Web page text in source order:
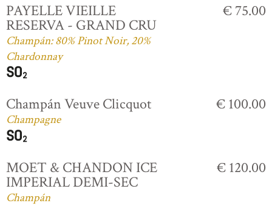
PAYELLE VIEILLE
RESERVA - GRAND CRU
Champán: 80% Pinot Noir, 20%
Chardonnay
€ 75.00
Champán Veuve Clicquot
Champagne
€ 100.00
MOET & CHANDON ICE
IMPERIAL DEMI-SEC
Champán
€ 120.00